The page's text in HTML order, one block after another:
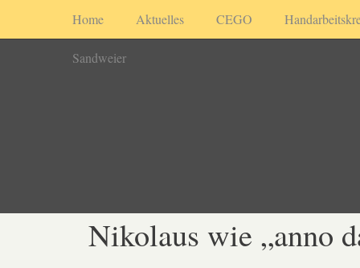
Home Aktuelles CEGO
Sandweier
Nikolaus wie „anno